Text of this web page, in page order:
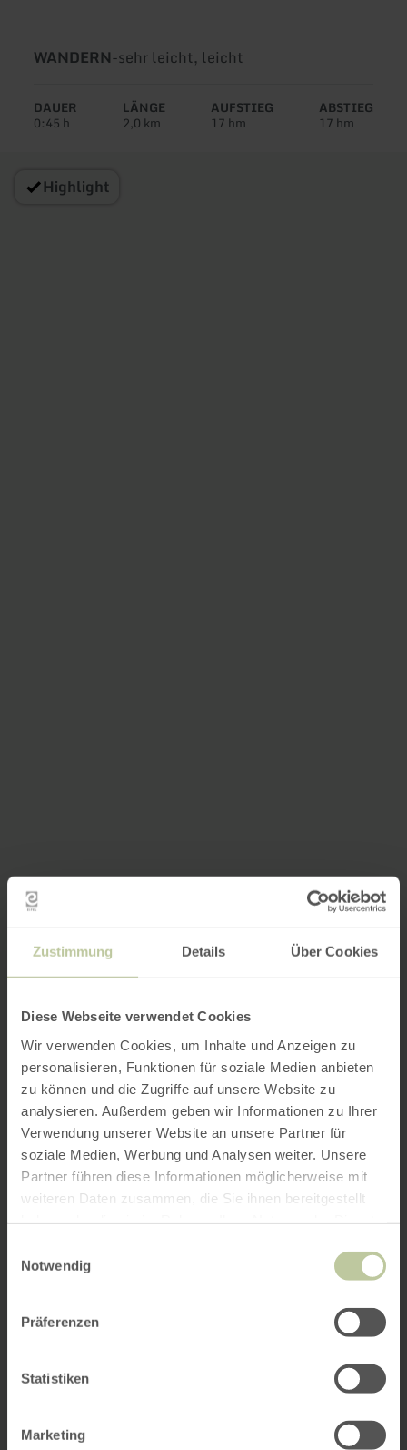
Zustimmung Details Über Cookies
Diese Webseite verwendet Cookies
Wir verwenden Cookies, um Inhalte und Anzeigen zu
personalisieren, Funktionen für soziale Medien anbieten
zu können und die Zugriffe auf unsere Website zu
analysieren. Außerdem geben wir Informationen zu Ihrer
Verwendung unserer Website an unsere Partner für
soziale Medien, Werbung und Analysen weiter. Unsere
Partner führen diese Informationen möglicherweise mit
weiteren Daten zusammen, die Sie ihnen bereitgestellt
Notwendig
Präferenzen
Statistiken
Marketing
Art
Tour:
WANDERN-Schwierigkeit:
sehr leicht, leicht
DAUER
0:45 h
LÄNGE
2,0 km
AUFSTIEG
17 hm
ABSTIEG
17 hm
Highlight